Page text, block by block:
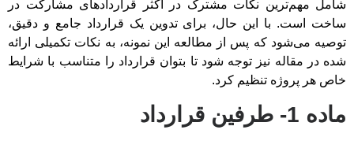
شامل مهم‌ترین نکات مشترک در اکثر قراردادهای مشارکت در
ساخت است. با این حال، برای تدوین یک قرارداد جامع و دقیق،
توصیه می‌شود که پس از مطالعه این نمونه، به نکات تکمیلی ارائه
شده در مقاله نیز توجه شود تا بتوان قرارداد را متناسب با شرایط
خاص هر پروژه تنظیم کرد.
ماده 1- طرفین قرارداد